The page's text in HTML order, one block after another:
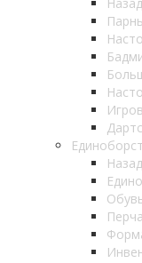
Дартс
Назад